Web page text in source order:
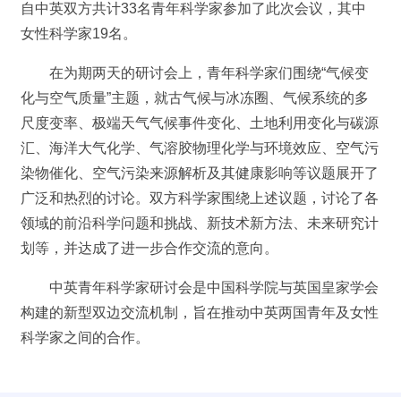
自中英双方共计33名青年科学家参加了此次会议，其中
女性科学家19名。
在为期两天的研讨会上，青年科学家们围绕“气候变
化与空气质量”主题，就古气候与冰冻圈、气候系统的多
尺度变率、极端天气气候事件变化、土地利用变化与碳源
汇、海洋大气化学、气溶胶物理化学与环境效应、空气污
染物催化、空气污染来源解析及其健康影响等议题展开了
广泛和热烈的讨论。双方科学家围绕上述议题，讨论了各
领域的前沿科学问题和挑战、新技术新方法、未来研究计
划等，并达成了进一步合作交流的意向。
中英青年科学家研讨会是中国科学院与英国皇家学会
构建的新型双边交流机制，旨在推动中英两国青年及女性
科学家之间的合作。